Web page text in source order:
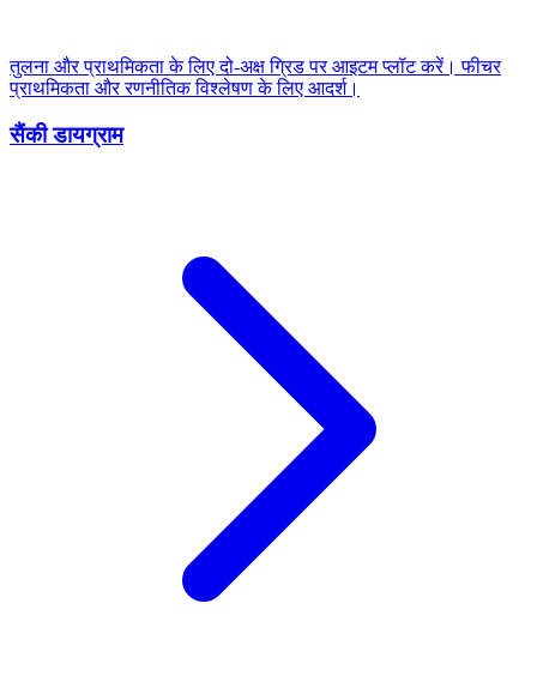
तुलना और प्राथमिकता के लिए दो-अक्ष ग्रिड पर आइटम प्लॉट करें। फीचर
प्राथमिकता और रणनीतिक विश्लेषण के लिए आदर्श।
सैंकी डायग्राम